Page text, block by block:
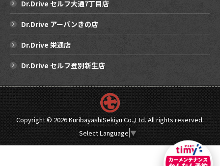
Dr.Drive セルフ大通7丁目店
Dr.Drive アーバンきの店
Dr.Drive 栄通店
Dr.Drive セルフ登別新生店
Copyright ©2026 KuribayashiSekiyu Co.,Ltd. All rights reserved.
Select Language ▼